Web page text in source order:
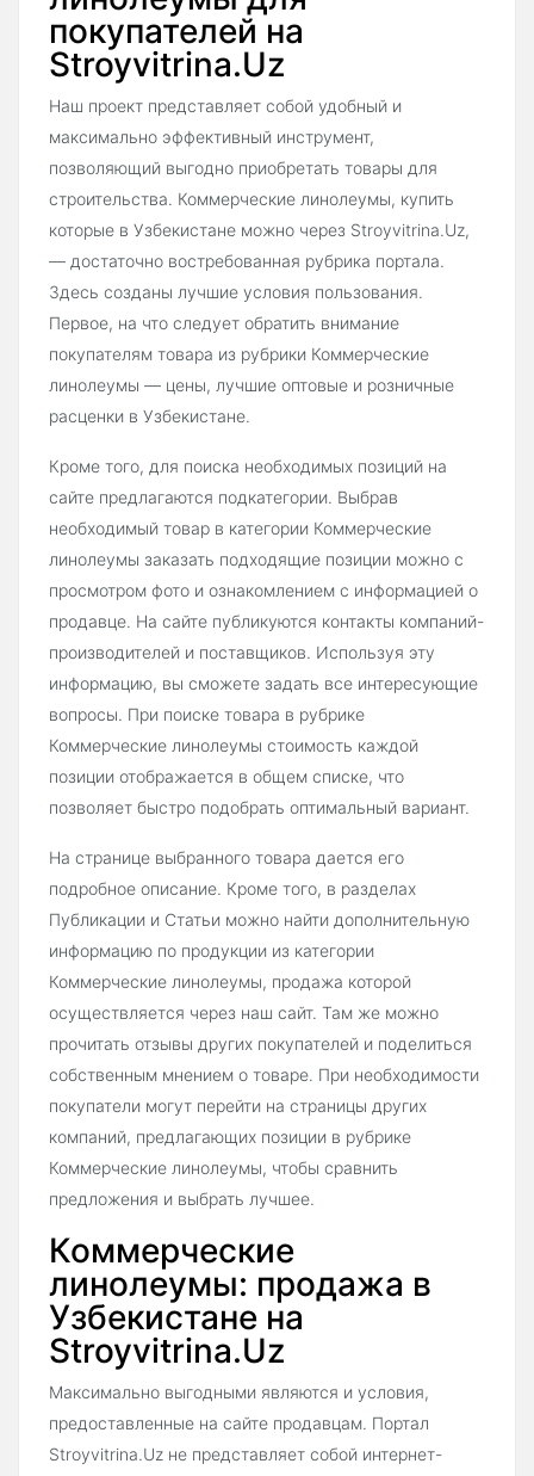
покупателей на
Stroyvitrina.Uz
Наш проект представляет собой удобный и
максимально эффективный инструмент,
позволяющий выгодно приобретать товары для
строительства. Коммерческие линолеумы, купить
которые в Узбекистане можно через Stroyvitrina.Uz,
— достаточно востребованная рубрика портала.
Здесь созданы лучшие условия пользования.
Первое, на что следует обратить внимание
покупателям товара из рубрики Коммерческие
линолеумы — цены, лучшие оптовые и розничные
расценки в Узбекистане.
Кроме того, для поиска необходимых позиций на
сайте предлагаются подкатегории. Выбрав
необходимый товар в категории Коммерческие
линолеумы заказать подходящие позиции можно с
просмотром фото и ознакомлением с информацией о
продавце. На сайте публикуются контакты компаний-
производителей и поставщиков. Используя эту
информацию, вы сможете задать все интересующие
вопросы. При поиске товара в рубрике
Коммерческие линолеумы стоимость каждой
позиции отображается в общем списке, что
позволяет быстро подобрать оптимальный вариант.
На странице выбранного товара дается его
подробное описание. Кроме того, в разделах
Публикации и Статьи можно найти дополнительную
информацию по продукции из категории
Коммерческие линолеумы, продажа которой
осуществляется через наш сайт. Там же можно
прочитать отзывы других покупателей и поделиться
собственным мнением о товаре. При необходимости
покупатели могут перейти на страницы других
компаний, предлагающих позиции в рубрике
Коммерческие линолеумы, чтобы сравнить
предложения и выбрать лучшее.
Коммерческие
линолеумы: продажа в
Узбекистане на
Stroyvitrina.Uz
Максимально выгодными являются и условия,
предоставленные на сайте продавцам. Портал
Stroyvitrina.Uz не представляет собой интернет-